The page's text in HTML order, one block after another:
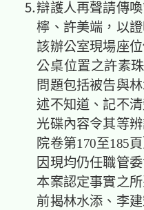
⒌辯護人再聲請傳喚
檸、許美端，以
該辦公室現場座
公桌位置之許素
問題包括被告與
述不知道、記不
光碟內容令其等
院卷第170至185
因現均仍任職管
本案認定事實之
前揭林水添、李